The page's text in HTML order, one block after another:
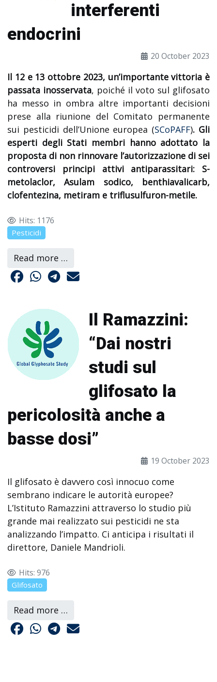
interferenti
endocrini
20 October 2023
Il 12 e 13 ottobre 2023, un’importante vittoria è
passata inosservata, poiché il voto sul glifosato
ha messo in ombra altre importanti decisioni
prese alla riunione del Comitato permanente
sui pesticidi dell’Unione europea (SCoPAFF). Gli
esperti degli Stati membri hanno adottato la
proposta di non rinnovare l’autorizzazione di sei
controversi principi attivi antiparassitari: S-
metolaclor, Asulam sodico, benthiavalicarb,
clofentezina, metiram e triflusulfuron-metile.
Hits: 1176
Pesticidi
Read more …
Il Ramazzini:
“Dai nostri
studi sul
glifosato la
pericolosità anche a
basse dosi”
19 October 2023
Il glifosato è davvero così innocuo come
sembrano indicare le autorità europee?
L’Istituto Ramazzini attraverso lo studio più
grande mai realizzato sui pesticidi ne sta
analizzando l’impatto. Ci anticipa i risultati il
direttore, Daniele Mandrioli.
Hits: 976
Glifosato
Read more …